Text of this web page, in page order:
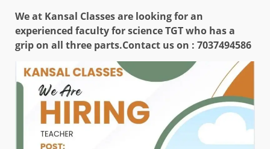
We at Kansal Classes are looking for an
experienced faculty for science TGT who has a
grip on all three parts.Contact us on : 7037494586